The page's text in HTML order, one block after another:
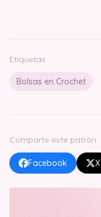
Etiquetas
Bolsas en Crochet
Comparte este patrón
Facebook X